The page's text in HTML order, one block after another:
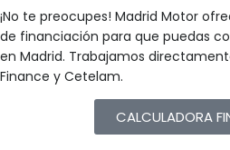
¡No te preocupes! Madrid Motor
de financiación para que puedas
en Madrid. Trabajamos
Finance y Cetelam.
CALCULADORA